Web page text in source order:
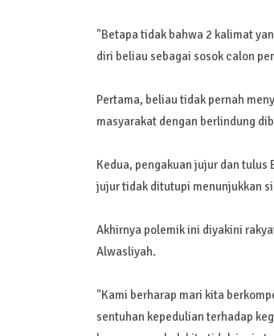
"Betapa tidak bahwa 2 kalimat
diri beliau sebagai sosok calon
Pertama, beliau tidak pernah
masyarakat dengan berlindung
Kedua, pengakuan jujur dan
jujur tidak ditutupi menunjukkan
Akhirnya polemik ini diyakini
Alwasliyah.
"Kami berharap mari kita
sentuhan kepedulian terhadap